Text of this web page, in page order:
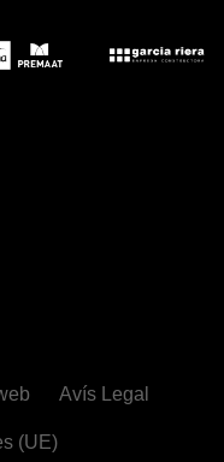
Avís Legal
(UE)